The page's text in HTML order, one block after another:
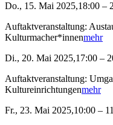
Do., 15. Mai 2025,18:00 –
Auftaktveranstaltung:
Kulturmacher*innenmehr
Di., 20. Mai 2025,17:00 –
Auftaktveranstaltung:
Kultureinrichtungenmehr
Fr., 23. Mai 2025,10:00 –